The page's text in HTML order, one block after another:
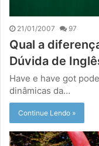
21/01/2007 97
Qual a
Dúvida de
Have e have got
dinâmicas da…
Continue Lendo »